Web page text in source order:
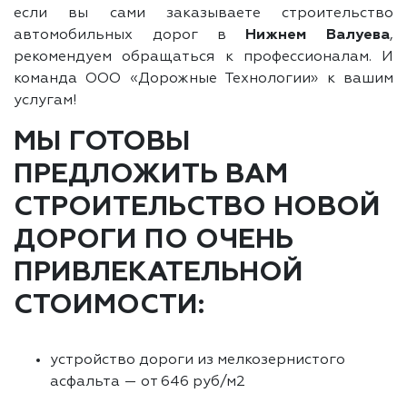
если вы сами заказываете строительство
автомобильных дорог в
Нижнем Валуева,
рекомендуем обращаться к профессионалам. И
команда ООО «Дорожные Технологии» к вашим
услугам!
МЫ ГОТОВЫ
ПРЕДЛОЖИТЬ ВАМ
СТРОИТЕЛЬСТВО НОВОЙ
ДОРОГИ ПО ОЧЕНЬ
ПРИВЛЕКАТЕЛЬНОЙ
СТОИМОСТИ:
устройство дороги из мелкозернистого
асфальта — от 646 руб/м2